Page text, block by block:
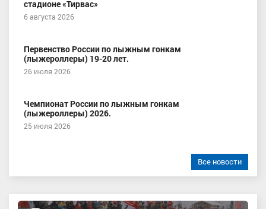
стадионе «Тирвас»
6 августа 2026
Первенство России по лыжным гонкам
(лыжероллеры) 19-20 лет.
26 июля 2026
Чемпионат России по лыжным гонкам
(лыжероллеры) 2026.
25 июля 2026
Все новости